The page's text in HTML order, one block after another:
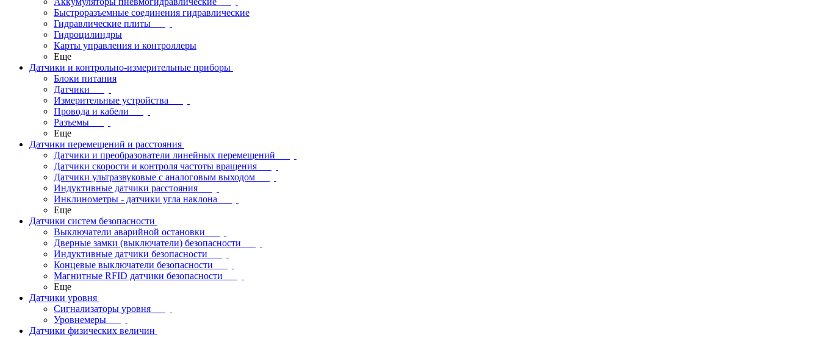
Быстроразъемные соединения гидравлические
Гидравлические плиты
Гидроцилиндры
Карты управления и контроллеры
Еще
Датчики и контрольно-измерительные приборы
Блоки питания
Датчики
Измерительные устройства
Провода и кабели
Разъемы
Еще
Датчики перемещений и расстояния
Датчики и преобразователи линейных перемещений
Датчики скорости и контроля частоты вращения
Датчики ультразвуковые с аналоговым выходом
Индуктивные датчики расстояния
Инклинометры - датчики угла наклона
Еще
Датчики систем безопасности
Выключатели аварийной остановки
Дверные замки (выключатели) безопасности
Индуктивные датчики безопасности
Концевые выключатели безопасности
Магнитные RFID датчики безопасности
Еще
Датчики уровня
Сигнализаторы уровня
Уровнемеры
Датчики физических величин